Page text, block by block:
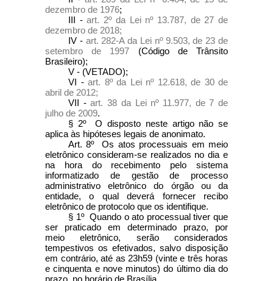
dezembro de 1976;
III -art. 2º da Lei nº 13.787, de 27 de
dezembro de 2018;
IV - art. 282-A da Lei nº 9.503, de 23 de
setembro de 1997 (Código de Trânsito
Brasileiro);
V - (VETADO);
VI - art. 8º da Lei nº 12.618, de 30 de
abril de 2012;
VII -art. 38 da Lei nº 11.977, de 7 de
julho de 2009.
§ 2º O disposto neste artigo não se
aplica às hipóteses legais de anonimato.
Art. 8º Os atos processuais em meio
eletrônico consideram-se realizados no dia e
na hora do recebimento pelo sistema
informatizado de gestão de processo
administrativo eletrônico do órgão ou da
entidade, o qual deverá fornecer recibo
eletrônico de protocolo que os identifique.
§ 1º Quando o ato processual tiver que
ser praticado em determinado prazo, por
meio eletrônico, serão considerados
tempestivos os efetivados, salvo disposição
em contrário, até as 23h59 (vinte e três horas
e cinquenta e nove minutos) do último dia do
prazo, no horário de Brasília.